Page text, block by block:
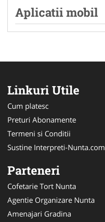
Aplicatii mobil
Linkuri Utile
Cum platesc
Preturi Abonamente
Termeni si Conditii
Sustine Interpreti-Nunta.com
Parteneri
Cofetarie Tort Nunta
Agentie Organizare Nunta
Amenajari Gradina